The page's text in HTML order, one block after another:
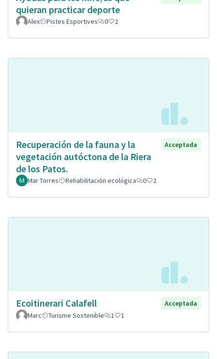
quieran practicar deporte
Alex Pistes Esportives 0 2
Recuperación de la fauna y la
vegetación autóctona de la Riera
de los Patos.
Acceptada
Mar Torres Rehabilitación ecológica 0 2
Ecoitinerari Calafell
Acceptada
Marc
Turisme Sostenible 1 1